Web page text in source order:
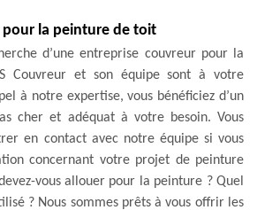
pour la peinture de toit
d’une entreprise couvreur pour la
Couvreur et son équipe sont à votre
à notre expertise, vous bénéficiez d’un
cher et adéquat à votre besoin. Vous
en contact avec notre équipe si vous
concernant votre projet de peinture
vous allouer pour la peinture ? Quel
? Nous sommes prêts à vous offrir les